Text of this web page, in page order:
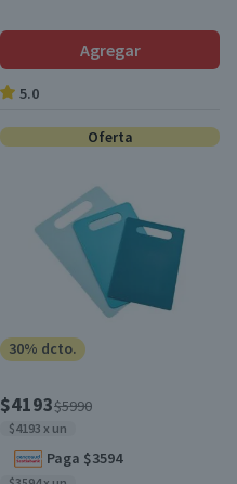
Agregar
5.0
Oferta
30% dcto.
$4193$5990
$4193 x un
Paga $3594